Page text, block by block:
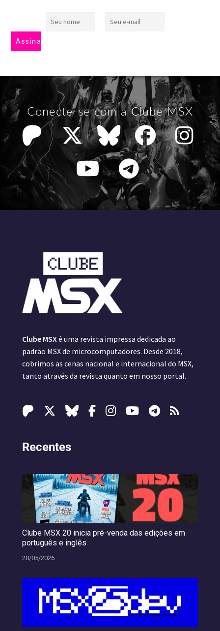
Conecte-se com a Clube MSX
Clube MSX é uma revista impressa dedicada ao
padrão MSX de microcomputadores. Desde 2018,
cobrimos as cenas nacional e internacional do MSX,
tanto através da revista quanto em nosso portal.
Recentes
Clube MSX 20 inicia pré-venda das edições em
português e inglês
20/05/2026